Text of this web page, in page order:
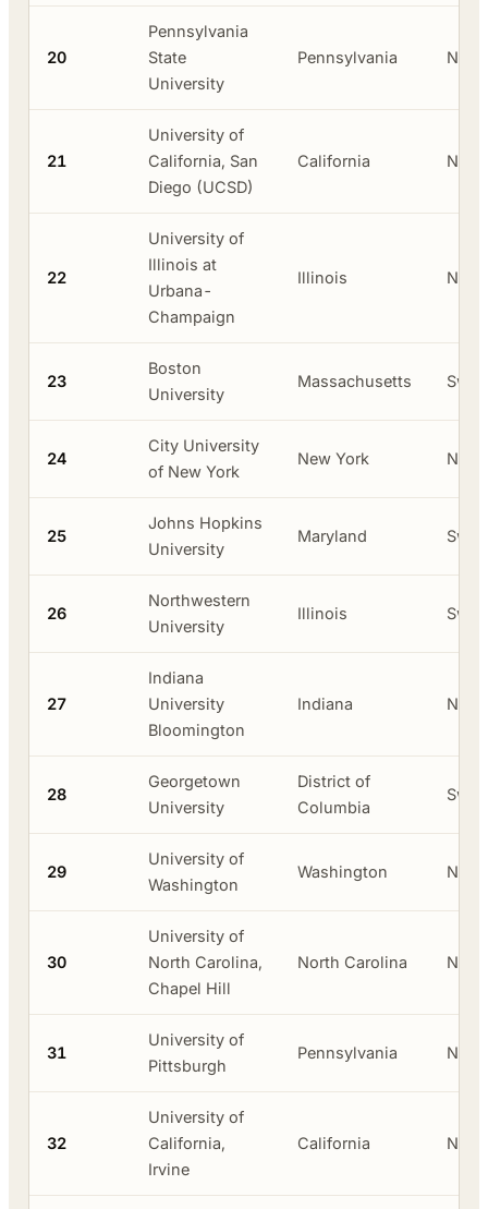
20
Pennsylvania
State
University
Pennsylvania
21
University of
California, San
Diego (UCSD)
California
22
University of
Illinois at
Urbana-
Champaign
Illinois
23
Boston
University
Massachusetts
24
City University
of New York
New York
25
Johns Hopkins
University
Maryland
26
Northwestern
University
Illinois
27
Indiana
University
Bloomington
Indiana
28
Georgetown
University
District of
Columbia
29
University of
Washington
Washington
30
University of
North Carolina,
Chapel Hill
North Carolina
31
University of
Pittsburgh
Pennsylvania
32
University of
California,
Irvine
California